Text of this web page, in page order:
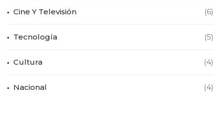
Cine Y Televisión (6)
Tecnología (5)
Cultura (4)
Nacional (4)